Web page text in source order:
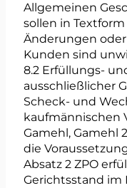
Allgemeinen
sollen in
Änderungen
Kunden sind
8.2 Erfüllungs-
ausschließlicher
Scheck- und
kaufmännischen
Gamehl, Gamehl
die
Absatz 2 ZPO
Gerichtsstand im